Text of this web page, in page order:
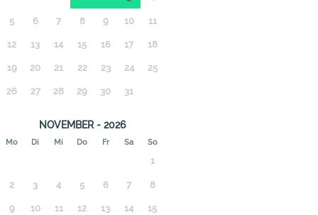
5 6 7 8 9 10 11
12 13 14 15 16 17 18
19 20 21 22 23 24 25
26 27 28 29 30 31
NOVEMBER - 2026
Mo Di Mi Do Fr Sa So
1
2 3 4 5 6 7 8
9 10 11 12 13 14 15